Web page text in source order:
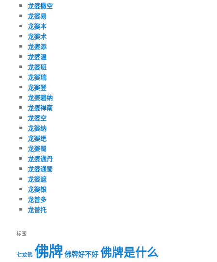
龙婆撒空
龙婆易
龙婆本
龙婆术
龙婆添
龙婆温
龙婆班
龙婆瑞
龙婆登
龙婆碧纳
龙婆禅南
龙婆空
龙婆纳
龙婆绝
龙婆蜀
龙婆通丹
龙婆通蜀
龙婆遮
龙婆银
龙普多
龙普托
标签
七龙佛 佛牌 佛牌好不好 佛牌是什么